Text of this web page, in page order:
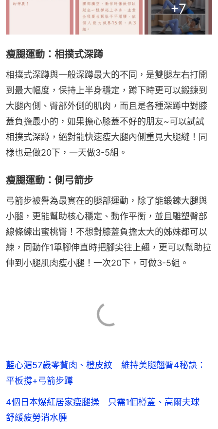
+7
瘦腿運動：相撲式深蹲
相撲式深蹲與一般深蹲最大的不同，是雙腿左右打開
到最大幅度，保持上半身穩定，蹲下時更可以鍛鍊到
大腿內側、臀部外側的肌肉，而且是各種深蹲中對膝
蓋負擔最小的，如果擔心膝蓋不好的朋友~可以試試
相撲式深蹲，絕對能快速瘦大腿內側重見大腿縫！同
樣也是做20下，一天做3-5組。
瘦腿運動：側弓箭步
弓箭步被譽為最實在的腿部運動，除了能鍛鍊大腿與
小腿，更能幫助核心穩定、動作平衡，並且雕塑臀部
線條練出蜜桃臀！不想對膝蓋負擔太大的姊妹都可以
練，同動作1單腳伸直時把腳尖往上翹，更可以幫助拉
伸到小腿肌肉瘦小腿！一次20下，可做3-5組。
藍心湄57歲零贅肉、橙皮紋 維持美腿翹臀4秘訣：
平板撐+弓箭步蹲
4個日本爆紅居家瘦腿操 只需1個樽蓋、高爾夫球
舒緩疲勞消水腫